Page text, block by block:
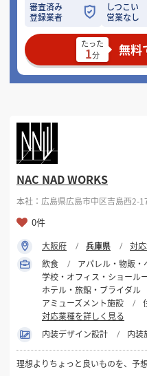
審査済み
登録業者
しつこい
営業なし
たった
1分 無料
NAC NAD WORKS
本社：広島県広島市中区吉島西2-
0件
大阪府 兵庫県
対
飲食
アパレル・物販・
学校・オフィス・ショール
ホテル・旅館・ブライダル
アミューズメント施設
対応業種を詳しく見る
内装デザイン設計
内装
理想よりちょっと良いものを、予